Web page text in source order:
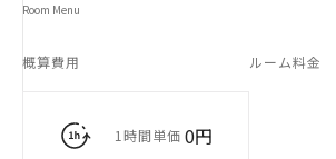
Room Menu
概算費用
1時間単価 0円
ルーム料金